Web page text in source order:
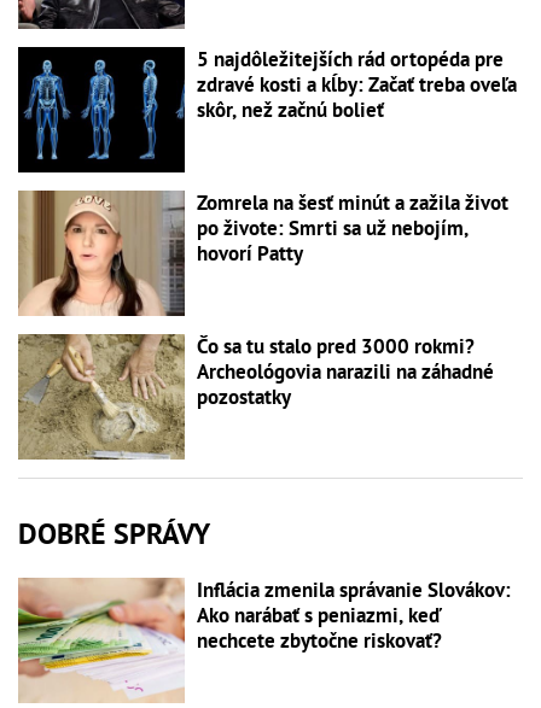
5 najdôležitejších rád ortopéda pre
zdravé kosti a kĺby: Začať treba oveľa
skôr, než začnú bolieť
Zomrela na šesť minút a zažila život
po živote: Smrti sa už nebojím,
hovorí Patty
Čo sa tu stalo pred 3000 rokmi?
Archeológovia narazili na záhadné
pozostatky
DOBRÉ SPRÁVY
Inflácia zmenila správanie Slovákov:
Ako narábať s peniazmi, keď
nechcete zbytočne riskovať?